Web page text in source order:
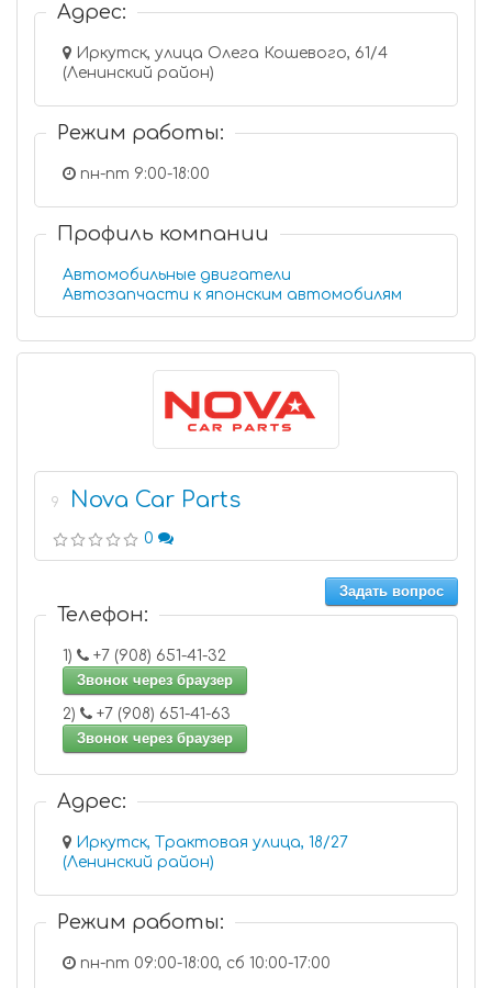
Адрес:
Иркутск, улица Олега Кошевого, 61/4
(Ленинский район)
Режим работы:
пн-пт 9:00-18:00
Профиль компании
Автомобильные двигатели
Автозапчасти к японским автомобилям
9 Nova Car Parts
0
Задать вопрос
Телефон:
1)
+7 (908) 651-41-32
Звонок через браузер
2)
+7 (908) 651-41-63
Звонок через браузер
Адрес:
Иркутск, Трактовая улица, 18/27
(Ленинский район)
Режим работы:
пн-пт 09:00-18:00, сб 10:00-17:00